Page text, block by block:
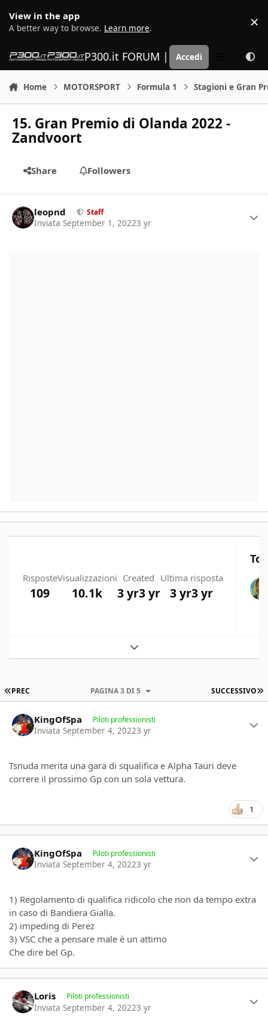
View in the app
A better way to browse. Learn more. ×
P300.it FORUM | Motorsport Media
Accedi
Home MOTORSPORT Formula 1 Stagioni e Gran
15. Gran Premio di Olanda 2022 -
Zandvoort
Share Followers
leopnd Staff
Inviata September 1, 20223 yr
Risposte
109
Visualizzazioni
10.1k
Created
3 yr3 yr
Ultima risposta
3 yr3 yr
Expand topic overview
PRIMA PAGINA
PREC SUCCESSIVO
PAGINA 3 DI 5
KingOfSpa Piloti professionisti
Inviata September 4, 20223 yr
Tsnuda merita una gara di squalifica e Alpha Tauri deve
correre il prossimo Gp con un sola vettura.
1
KingOfSpa Piloti professionisti
Inviata September 4, 20223 yr
1) Regolamento di qualifica ridicolo che non da tempo extra
in caso di Bandiera Gialla.
2) impeding di Perez
3) VSC che a pensare male è un attimo
Che dire bel Gp.
Loris Piloti professionisti
Inviata September 4, 20223 yr